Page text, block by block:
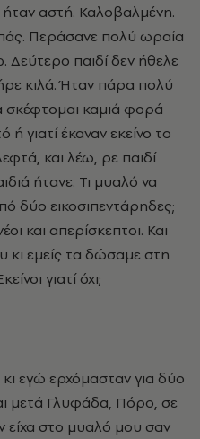
αστή. Καλοβαλμένη.
Περάσανε πολύ ωραία
Δεύτερο παιδί δεν ήθελε
κιλά. Ήταν πάρα πολύ
καμιά φορά
ή γιατί έκαναν εκείνο το
και λέω, ρε παιδί
ήτανε. Τι μυαλό να
δύο εικοσιπεντάρηδες;
και απερίσκεπτοι. Και
κι εμείς τα δώσαμε στη
γιατί όχι;
κι εγώ ερχόμασταν για δύο
μετά Γλυφάδα, Πόρο, σε
είχα στο μυαλό μου σαν